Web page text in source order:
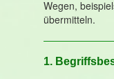
Wegen,
übermitteln.
1.